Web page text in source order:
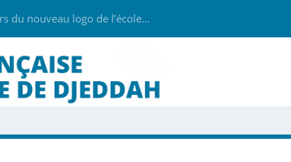
du nouveau logo de l’école...